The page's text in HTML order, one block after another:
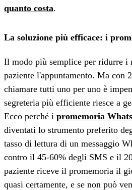
quanto costa.
La soluzione più efficace: i
Il modo più semplice per ridurre i
paziente l'appuntamento. Ma con
chiamare tutti uno per uno è
segreteria più efficiente riesce a
Ecco perché i promemoria
diventati lo strumento preferito
tasso di lettura di un messaggio
contro il 45-60% degli SMS e il
paziente riceve il promemoria il
quasi certamente, e se non può